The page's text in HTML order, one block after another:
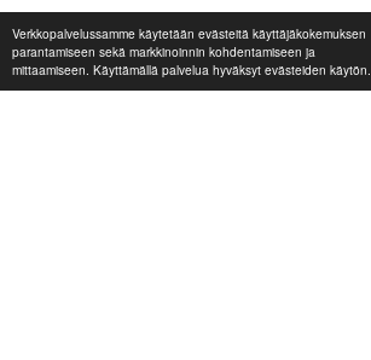
Verkkopalvelussamme käytetään evästeitä käyttäjäkokemuksen
parantamiseen sekä markkinoinnin kohdentamiseen ja
mittaamiseen. Käyttämällä palvelua hyväksyt evästeiden käytön.